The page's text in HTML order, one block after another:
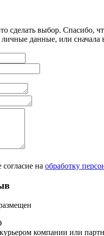
сделать выбор. Спасибо,
данные, или сначала
на обработку
компании или